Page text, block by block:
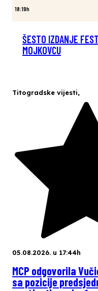
18:19h
ŠESTO IZDANJE
MOJKOVCU
Titogradske vijesti,
05.08.2026. u 17:44h
MCP odgovorila
sa pozicije